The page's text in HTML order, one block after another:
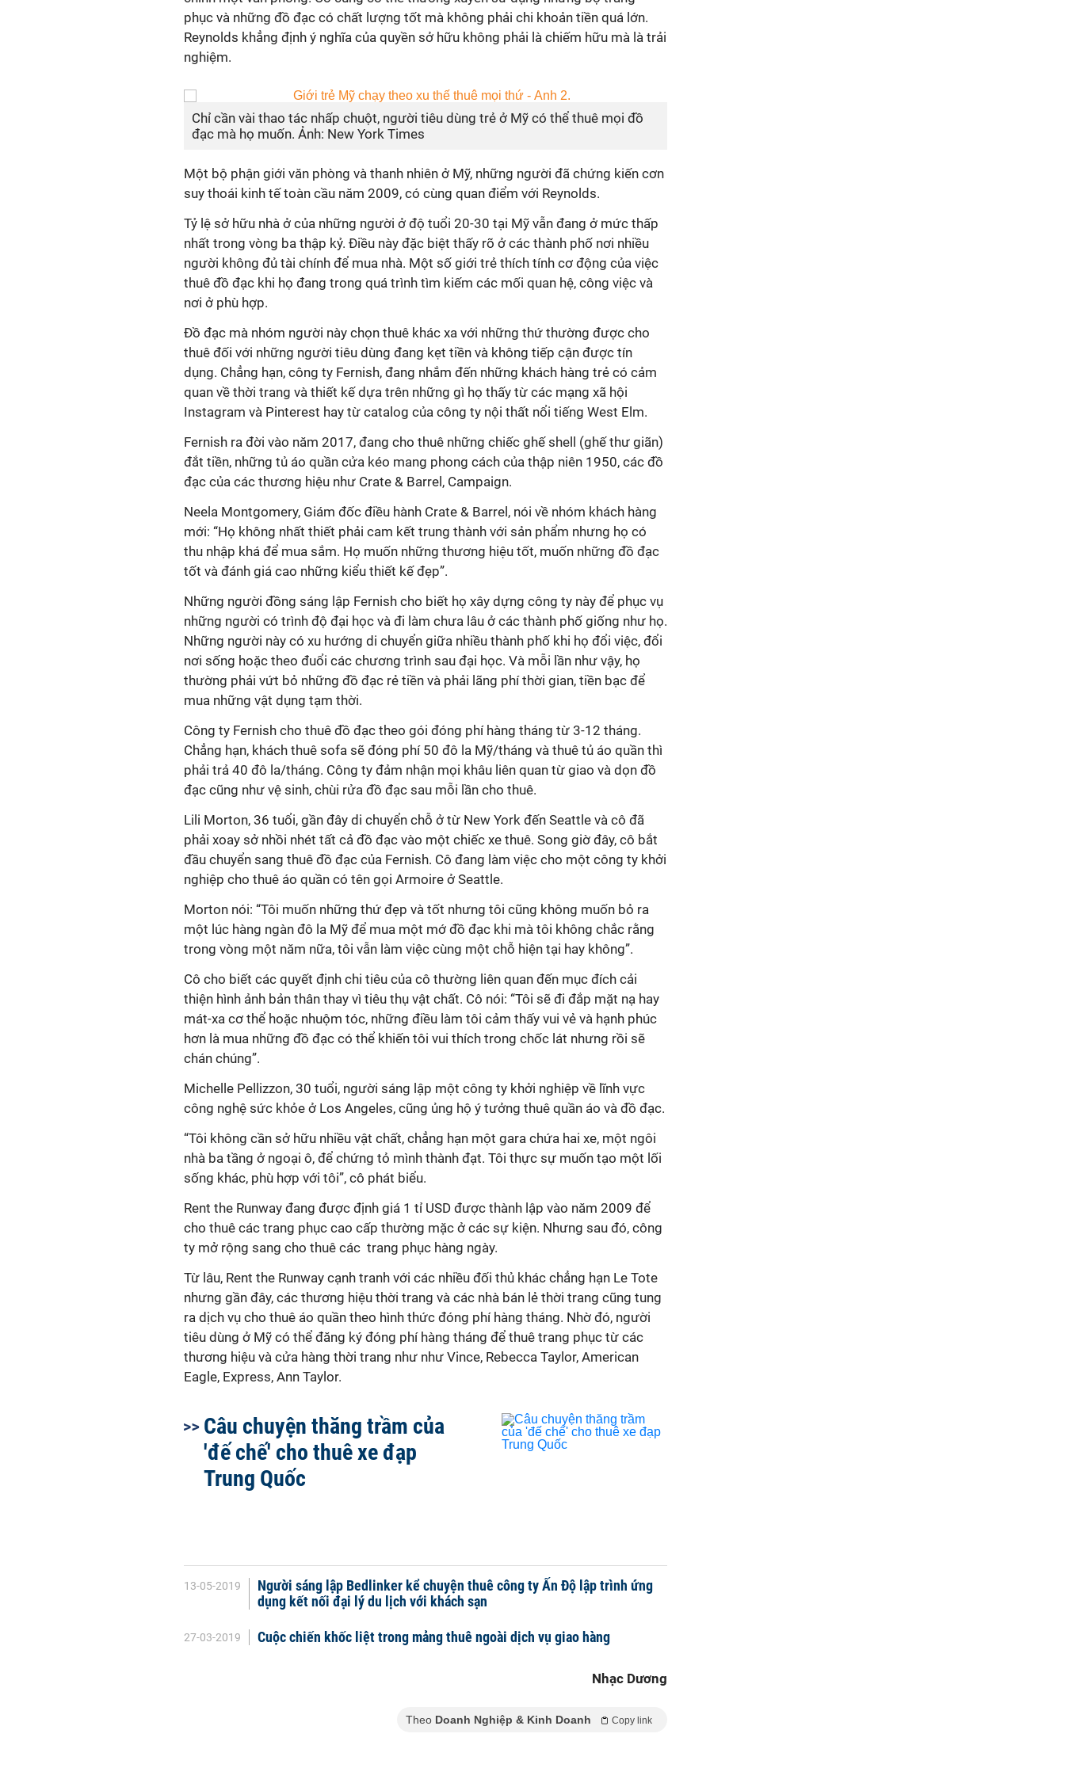
phục và những đồ đạc có chất lượng tốt mà không phải chi khoản tiền quá lớn.
Reynolds khẳng định ý nghĩa của quyền sở hữu không phải là chiếm hữu mà là trải
nghiệm.
Chỉ cần vài thao tác nhấp chuột, người tiêu dùng trẻ ở Mỹ có thể thuê mọi đồ
đạc mà họ muốn. Ảnh: New York Times
Một bộ phận giới văn phòng và thanh nhiên ở Mỹ, những người đã chứng kiến cơn
suy thoái kinh tế toàn cầu năm 2009, có cùng quan điểm với Reynolds.
Tỷ lệ sở hữu nhà ở của những người ở độ tuổi 20-30 tại Mỹ vẫn đang ở mức thấp
nhất trong vòng ba thập kỷ. Điều này đặc biệt thấy rõ ở các thành phố nơi nhiều
người không đủ tài chính để mua nhà. Một số giới trẻ thích tính cơ động của việc
thuê đồ đạc khi họ đang trong quá trình tìm kiếm các mối quan hệ, công việc và
nơi ở phù hợp.
Đồ đạc mà nhóm người này chọn thuê khác xa với những thứ thường được cho
thuê đối với những người tiêu dùng đang kẹt tiền và không tiếp cận được tín
dụng. Chẳng hạn, công ty Fernish, đang nhắm đến những khách hàng trẻ có cảm
quan về thời trang và thiết kế dựa trên những gì họ thấy từ các mạng xã hội
Instagram và Pinterest hay từ catalog của công ty nội thất nổi tiếng West Elm.
Fernish ra đời vào năm 2017, đang cho thuê những chiếc ghế shell (ghế thư giãn)
đắt tiền, những tủ áo quần cửa kéo mang phong cách của thập niên 1950, các đồ
đạc của các thương hiệu như Crate & Barrel, Campaign.
Neela Montgomery, Giám đốc điều hành Crate & Barrel, nói về nhóm khách hàng
mới: “Họ không nhất thiết phải cam kết trung thành với sản phẩm nhưng họ có
thu nhập khá để mua sắm. Họ muốn những thương hiệu tốt, muốn những đồ đạc
tốt và đánh giá cao những kiểu thiết kế đẹp”.
Những người đồng sáng lập Fernish cho biết họ xây dựng công ty này để phục vụ
những người có trình độ đại học và đi làm chưa lâu ở các thành phố giống như họ.
Những người này có xu hướng di chuyển giữa nhiều thành phố khi họ đổi việc, đổi
nơi sống hoặc theo đuổi các chương trình sau đại học. Và mỗi lần như vậy, họ
thường phải vứt bỏ những đồ đạc rẻ tiền và phải lãng phí thời gian, tiền bạc để
mua những vật dụng tạm thời.
Công ty Fernish cho thuê đồ đạc theo gói đóng phí hàng tháng từ 3-12 tháng.
Chẳng hạn, khách thuê sofa sẽ đóng phí 50 đô la Mỹ/tháng và thuê tủ áo quần thì
phải trả 40 đô la/tháng. Công ty đảm nhận mọi khâu liên quan từ giao và dọn đồ
đạc cũng như vệ sinh, chùi rửa đồ đạc sau mỗi lần cho thuê.
Lili Morton, 36 tuổi, gần đây di chuyển chỗ ở từ New York đến Seattle và cô đã
phải xoay sở nhồi nhét tất cả đồ đạc vào một chiếc xe thuê. Song giờ đây, cô bắt
đầu chuyển sang thuê đồ đạc của Fernish. Cô đang làm việc cho một công ty khởi
nghiệp cho thuê áo quần có tên gọi Armoire ở Seattle.
Morton nói: “Tôi muốn những thứ đẹp và tốt nhưng tôi cũng không muốn bỏ ra
một lúc hàng ngàn đô la Mỹ để mua một mớ đồ đạc khi mà tôi không chắc rằng
trong vòng một năm nữa, tôi vẫn làm việc cùng một chỗ hiện tại hay không”.
Cô cho biết các quyết định chi tiêu của cô thường liên quan đến mục đích cải
thiện hình ảnh bản thân thay vì tiêu thụ vật chất. Cô nói: “Tôi sẽ đi đắp mặt nạ hay
mát-xa cơ thể hoặc nhuộm tóc, những điều làm tôi cảm thấy vui vẻ và hạnh phúc
hơn là mua những đồ đạc có thể khiến tôi vui thích trong chốc lát nhưng rồi sẽ
chán chúng”.
Michelle Pellizzon, 30 tuổi, người sáng lập một công ty khởi nghiệp về lĩnh vực
công nghệ sức khỏe ở Los Angeles, cũng ủng hộ ý tưởng thuê quần áo và đồ đạc.
“Tôi không cần sở hữu nhiều vật chất, chẳng hạn một gara chứa hai xe, một ngôi
nhà ba tầng ở ngoại ô, để chứng tỏ mình thành đạt. Tôi thực sự muốn tạo một lối
sống khác, phù hợp với tôi”, cô phát biểu.
Rent the Runway đang được định giá 1 tỉ USD được thành lập vào năm 2009 để
cho thuê các trang phục cao cấp thường mặc ở các sự kiện. Nhưng sau đó, công
ty mở rộng sang cho thuê các trang phục hàng ngày.
Từ lâu, Rent the Runway cạnh tranh với các nhiều đối thủ khác chẳng hạn Le Tote
nhưng gần đây, các thương hiệu thời trang và các nhà bán lẻ thời trang cũng tung
ra dịch vụ cho thuê áo quần theo hình thức đóng phí hàng tháng. Nhờ đó, người
tiêu dùng ở Mỹ có thể đăng ký đóng phí hàng tháng để thuê trang phục từ các
thương hiệu và cửa hàng thời trang như như Vince, Rebecca Taylor, American
Eagle, Express, Ann Taylor.
Câu chuyện thăng trầm của
'đế chế' cho thuê xe đạp
Trung Quốc
13-05-2019
Người sáng lập Bedlinker kể chuyện thuê công ty Ấn Độ lập trình ứng
dụng kết nối đại lý du lịch với khách sạn
27-03-2019 Cuộc chiến khốc liệt trong mảng thuê ngoài dịch vụ giao hàng
Nhạc Dương
Theo Doanh Nghiệp & Kinh Doanh Copy link